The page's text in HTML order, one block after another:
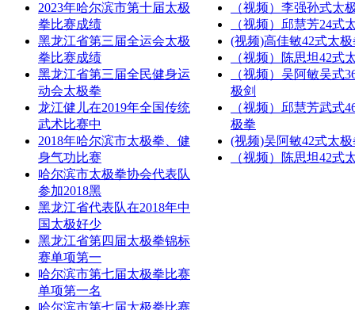
2023年哈尔滨市第十届太极
拳比赛成绩
黑龙江省第三届全运会太极
拳比赛成绩
黑龙江省第三届全民健身运
动会太极拳
龙江健儿在2019年全国传统
武术比赛中
2018年哈尔滨市太极拳、健
身气功比赛
哈尔滨市太极拳协会代表队
参加2018黑
黑龙江省代表队在2018年中
国太极好少
黑龙江省第四届太极拳锦标
赛单项第一
哈尔滨市第七届太极拳比赛
单项第一名
哈尔滨市第七届太极拳比赛
（视频）李强孙式太
（视频）邱慧芳24式
(视频)高佳敏42式太
（视频）陈思坦42式
（视频）吴阿敏吴式
极剑
（视频）邱慧芳武式
极拳
(视频)吴阿敏42式太
（视频）陈思坦42式